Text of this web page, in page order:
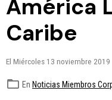
América
Caribe
El Miércoles 13 noviembre 2019
En Noticias Miembros